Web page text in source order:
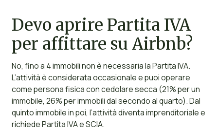
Devo aprire Partita IVA
per affittare su Airbnb?
No, fino a 4 immobili non è necessaria la Partita IVA.
L’attività è considerata occasionale e puoi operare
come persona fisica con cedolare secca (21% per un
immobile, 26% per immobili dal secondo al quarto). Dal
quinto immobile in poi, l’attività diventa imprenditoriale e
richiede Partita IVA e SCIA.